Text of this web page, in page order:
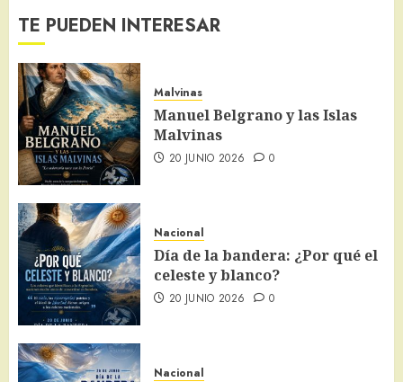
TE PUEDEN INTERESAR
Malvinas
Manuel Belgrano y las Islas
Malvinas
20 JUNIO 2026 0
Nacional
Día de la bandera: ¿Por qué el
celeste y blanco?
20 JUNIO 2026 0
Nacional